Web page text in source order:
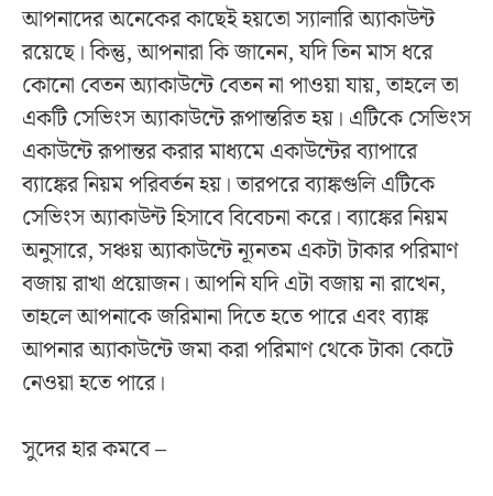
আপনাদের অনেকের কাছেই হয়তো স্যালারি অ্যাকাউন্ট
রয়েছে। কিন্তু, আপনারা কি জানেন, যদি তিন মাস ধরে
কোনো বেতন অ্যাকাউন্টে বেতন না পাওয়া যায়, তাহলে তা
একটি সেভিংস অ্যাকাউন্টে রূপান্তরিত হয়। এটিকে সেভিংস
একাউন্টে রূপান্তর করার মাধ্যমে একাউন্টের ব্যাপারে
ব্যাঙ্কের নিয়ম পরিবর্তন হয়। তারপরে ব্যাঙ্কগুলি এটিকে
সেভিংস অ্যাকাউন্ট হিসাবে বিবেচনা করে। ব্যাঙ্কের নিয়ম
অনুসারে, সঞ্চয় অ্যাকাউন্টে ন্যূনতম একটা টাকার পরিমাণ
বজায় রাখা প্রয়োজন। আপনি যদি এটা বজায় না রাখেন,
তাহলে আপনাকে জরিমানা দিতে হতে পারে এবং ব্যাঙ্ক
আপনার অ্যাকাউন্টে জমা করা পরিমাণ থেকে টাকা কেটে
নেওয়া হতে পারে।
সুদের হার কমবে –